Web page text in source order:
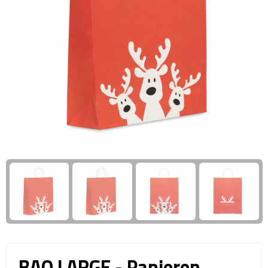
Business trolleys
Documententassen
Kledingtassen
Laptophoezen & -tassen
Tablettassen
Reistassen & Trolleys
Reistassen
Trolleys
Wellness Giftsets